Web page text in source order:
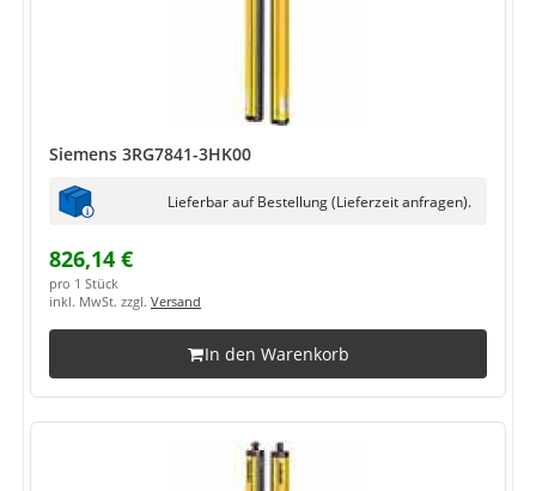
Siemens 3RG7841-3HK00
Lieferbar auf Bestellung (Lieferzeit anfragen).
826,14 €
pro 1 Stück
inkl. MwSt. zzgl. Versand
In den Warenkorb